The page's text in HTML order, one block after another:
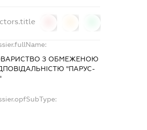
З ОБМЕЖЕНОЮ
"ПАРУС-